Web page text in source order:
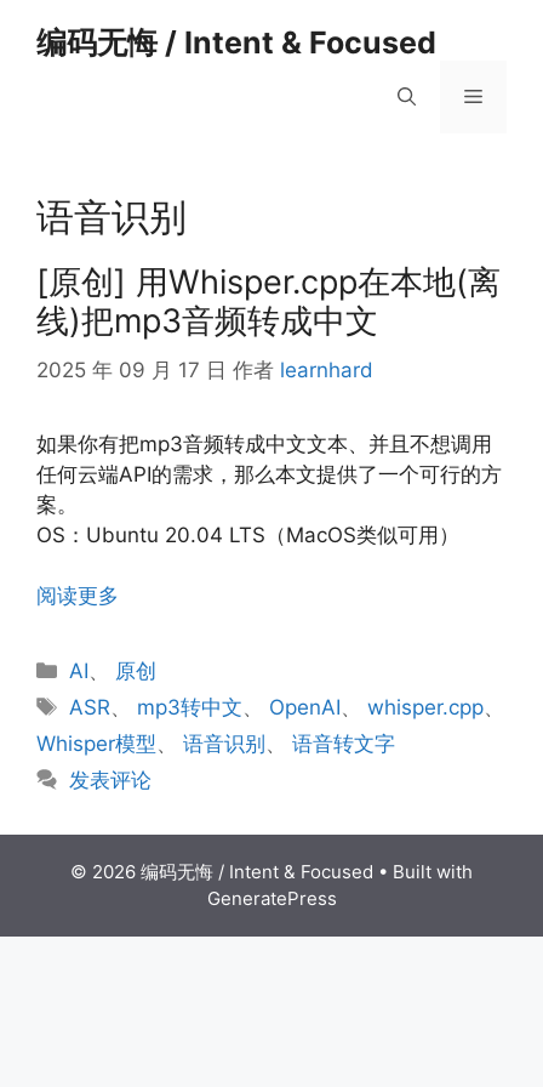
编码无悔 / Intent & Focused
菜
语音识别
[原创] 用Whisper.cpp在本地(离
线)把mp3音频转成中文
2025 年 09 月 17 日 作者 learnhard
如果你有把mp3音频转成中文文本、并且不想调用
任何云端API的需求，那么本文提供了一个可行的方
案。
OS：Ubuntu 20.04 LTS（MacOS类似可用）
阅读更多
分
类
AI、 原创
标
签
ASR、 mp3转中文、 OpenAI、whisper.cpp、
Whisper模型、 语音识别 、 语音转文字
发表评论
© 2026 编码无悔 / Intent & Focused • Built with
GeneratePress